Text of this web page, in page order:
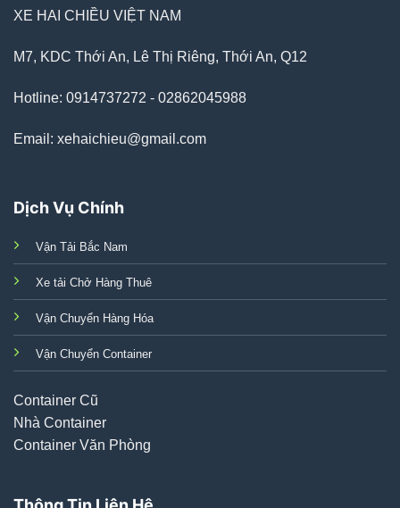
XE HAI CHIỀU VIỆT NAM
M7, KDC Thới An, Lê Thị Riêng, Thới An, Q12
Hotline: 0914737272 - 02862045988
Email: xehaichieu@gmail.com
Dịch Vụ Chính
Vận Tải Bắc Nam
Xe tải Chở Hàng Thuê
Vận Chuyển Hàng Hóa
Vận Chuyển Container
Container Cũ
Nhà Container
Container Văn Phòng